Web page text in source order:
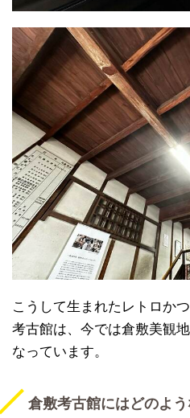
こうして生まれたレトロか
考古館は、今では倉敷美観
なっています。
倉敷考古館にはどのよ